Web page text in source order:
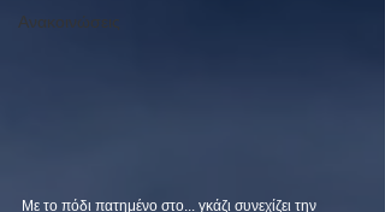
Ανακοινώσεις
Με το πόδι πατημένο στο... γκάζι συνεχίζει την